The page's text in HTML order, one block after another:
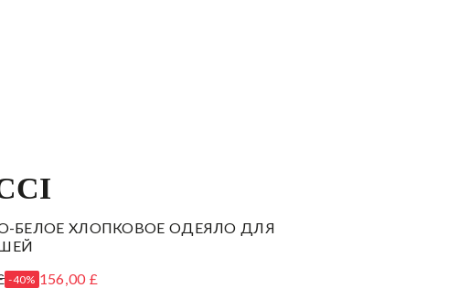
БЕЛОЕ ХЛОПКОВОЕ ОДЕЯЛО ДЛЯ
-40% 156,00 £